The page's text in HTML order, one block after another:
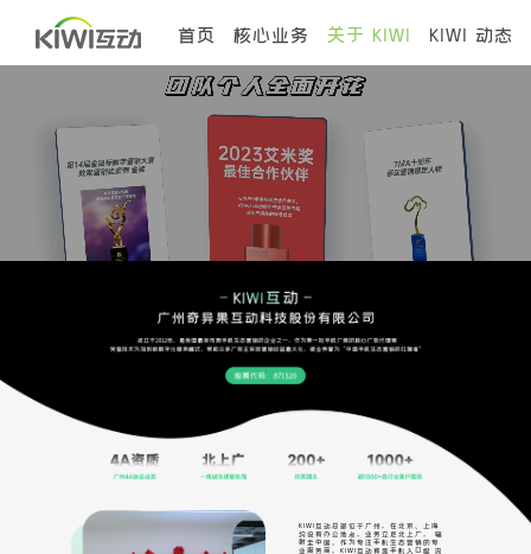
首页 核心业务 关于 KIWI KIWI 动态
KIWI互动总部位于广州，在北京、上海
均设有办公地点，业务立足北上广， 辐
射全中国。作为专注手机生态营销的专
业服务商，KIWI互动背靠手机入口级 流